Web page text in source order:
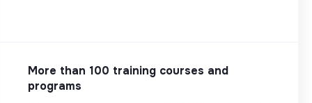
More than 100 training courses and
programs